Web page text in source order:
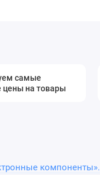
самые
на товары
компоненты».